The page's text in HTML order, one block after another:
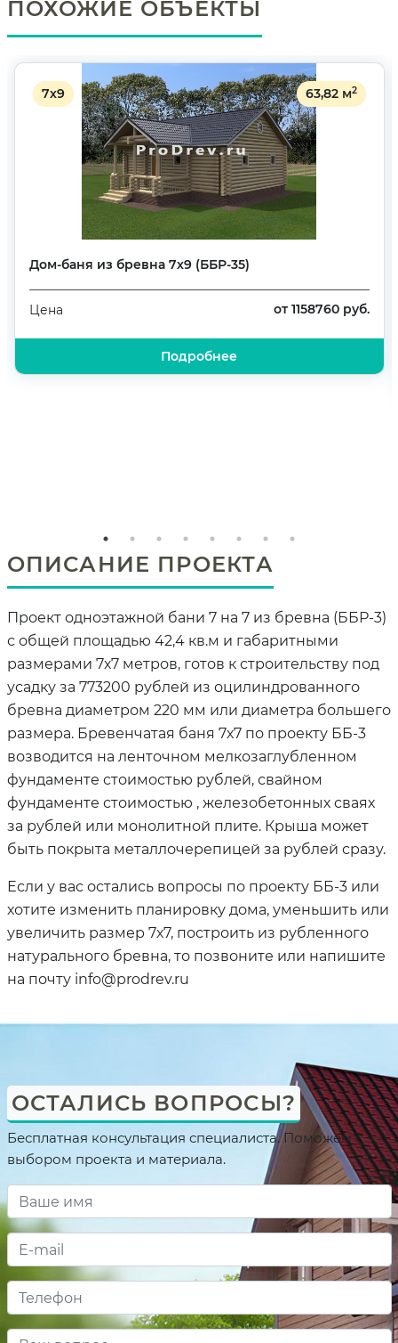
ПОХОЖИЕ ОБЪЕКТЫ
63,82 м2
7х9
Дом-баня из бревна 7х9 (ББР-35)
Цена от 1158760 руб.
Подробнее
ОПИСАНИЕ ПРОЕКТА
Проект одноэтажной бани 7 на 7 из бревна (ББР-3)
с общей площадью 42,4 кв.м и габаритными
размерами 7х7 метров, готов к строительству под
усадку за 773200 рублей из оцилиндрованного
бревна диаметром 220 мм или диаметра большего
размера. Бревенчатая баня 7х7 по проекту ББ-3
возводится на ленточном мелкозаглубленном
фундаменте стоимостью рублей, свайном
фундаменте стоимостью , железобетонных сваях
за рублей или монолитной плите. Крыша может
быть покрыта металлочерепицей за рублей сразу.
Если у вас остались вопросы по проекту ББ-3 или
хотите изменить планировку дома, уменьшить или
увеличить размер 7х7, построить из рубленного
натурального бревна, то позвоните или напишите
на почту info@prodrev.ru
ОСТАЛИСЬ ВОПРОСЫ?
Бесплатная консультация специалиста. Поможем с
выбором проекта и материала.